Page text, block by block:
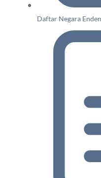
Daftar Negara